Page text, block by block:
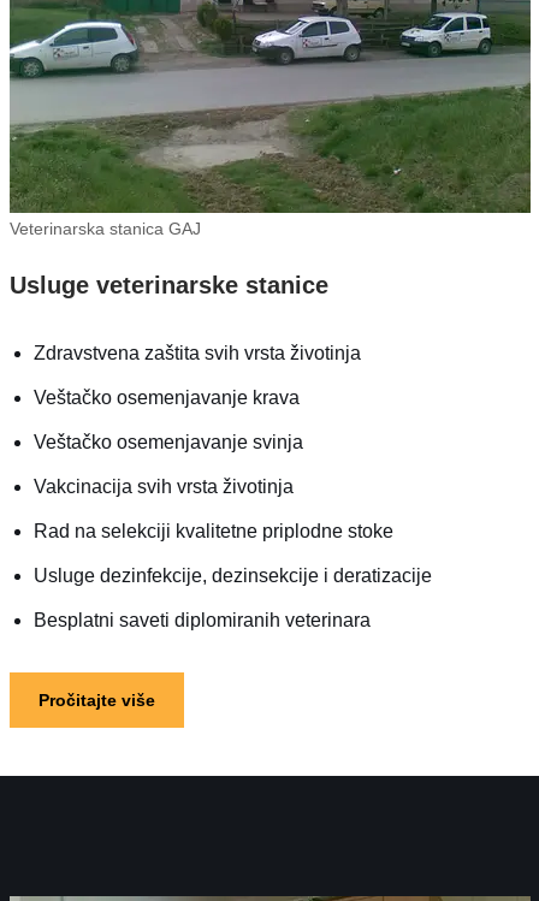
Veterinarska stanica GAJ
Usluge veterinarske stanice
Zdravstvena zaštita svih vrsta životinja
Veštačko osemenjavanje krava
Veštačko osemenjavanje svinja
Vakcinacija svih vrsta životinja
Rad na selekciji kvalitetne priplodne stoke
Usluge dezinfekcije, dezinsekcije i deratizacije
Besplatni saveti diplomiranih veterinara
Pročitajte više